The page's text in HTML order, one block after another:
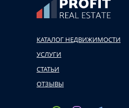
КАТАЛОГ НЕДВИЖИМОСТИ
УСЛУГИ
СТАТЬИ
ОТЗЫВЫ